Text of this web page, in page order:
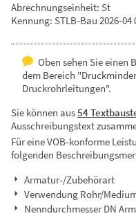
Abrechnungseinheit: St
Kennung: STLB-Bau 2026-04
Oben sehen Sie einen
dem Bereich
Druckrohrleitungen".
Sie können aus54
Ausschreibungstext
Für eine VOB-konforme
folgenden
Armatur-/Zubehörart
Verwendung Rohr/
Nenndurchmesser DN